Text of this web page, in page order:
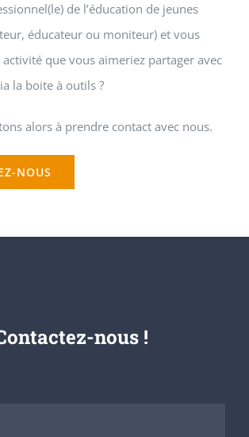
de l’éducation de jeunes
éducateur ou moniteur) et vous
que vous aimeriez partager avec
la boite à outils ?
alors à prendre contact avec nous.
NOUS
nous !